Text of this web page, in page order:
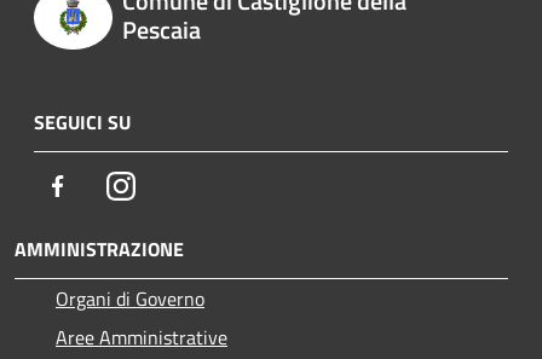
Pescaia
SEGUICI SU
FacebookInstagram
AMMINISTRAZIONE
Organi di Governo
Aree Amministrative